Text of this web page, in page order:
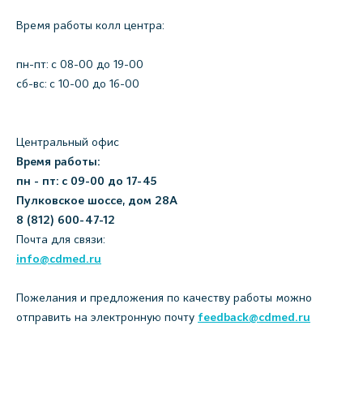
Время работы колл центра:
пн-пт: c 08-00 до 19-00
сб-вс: с 10-00 до 16-00
Центральный офис
Время работы:
пн - пт: с 09-00 до 17-45
Пулковское шоссе, дом 28А
8 (812) 600-47-12
Почта для связи:
info@cdmed.ru
Пожелания и предложения по качеству работы можно
отправить на электронную почту feedback@cdmed.ru